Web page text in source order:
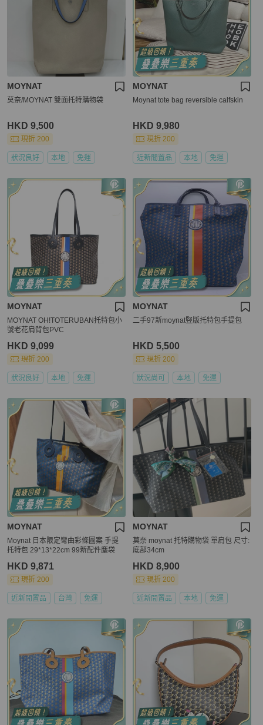
MOYNAT
莫奈/MOYNAT 雙面托特購物袋
HKD 9,500
現折 200
狀況良好 本地 免運
MOYNAT
Moynat tote bag reversible calfskin
HKD 9,980
現折 200
近新閒置品 本地 免運
MOYNAT
MOYNAT OH!TOTERUBAN托特包小
號老花肩背包PVC
HKD 9,099
現折 200
狀況良好 本地 免運
MOYNAT
二手97新moynat竪版托特包手提包
HKD 5,500
現折 200
狀況尚可 本地 免運
MOYNAT
Moynat 日本限定彎曲彩條圖案 手提
托特包 29*13*22cm 99新配件塵袋
HKD 9,871
現折 200
近新閒置品 台灣 免運
MOYNAT
莫奈 moynat 托特購物袋 單肩包 尺寸:
底部34cm
HKD 8,900
現折 200
近新閒置品 本地 免運